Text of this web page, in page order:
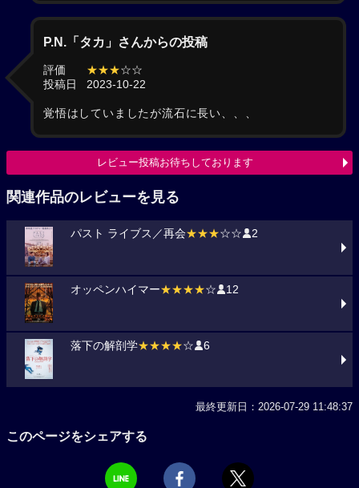
P.N.「タカ」さんからの投稿
評価 ★★★☆☆
投稿日
2023-10-22
覚悟はしていましたが流石に長い、、、
レビュー投稿お待ちしております
関連作品のレビューを見る
パスト ライブス／再会★★★☆☆ 2
オッペンハイマー★★★★☆ 12
落下の解剖学★★★★☆ 6
最終更新日：2026-07-29 11:48:37
このページをシェアする